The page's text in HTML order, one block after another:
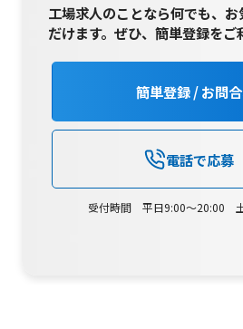
工場求人のことなら何でも、
だけます。ぜひ、簡単登録をご
簡単登録 / お問
電話で応募
受付時間 平日9:00～20:00